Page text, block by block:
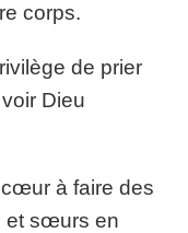
corps.
de prier
Dieu
à faire des
et sœurs en